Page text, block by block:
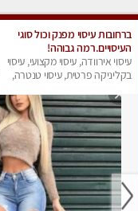
ברחובות עיסוי מפנק וכול סוגי
העיסויים.רמה גבוהה!
עיסוי אירוודה, עיסוי מקצועי, עיסוי
בקליניקה פרטית, עיסוי טנטרה,